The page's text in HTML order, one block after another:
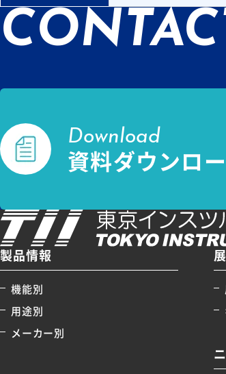
Download
資料ダウンロ
製品情報
機能別
用途別
メーカー別